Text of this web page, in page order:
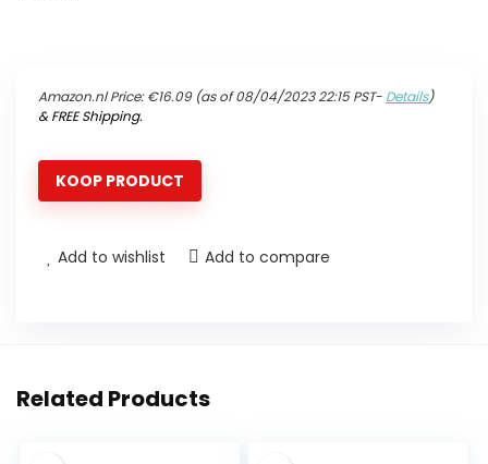
Amazon.nl Price:€16.09(as of 08/04/2023 22:15 PST- Details)
&FREE Shipping.
KOOP PRODUCT
Add to wishlist Add to compare
Related Products